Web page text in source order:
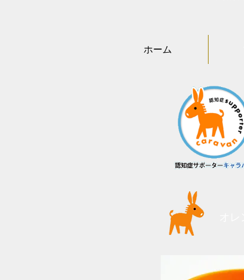
ホーム